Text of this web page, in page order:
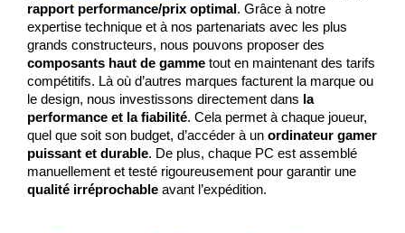
rapport performance/prix optimal . Grâce à notre
expertise technique et à nos partenariats avec les plus
composants haut de gamme tout en maintenant des tarifs
compétitifs. Là où d’autres marques facturent la marque ou
le design, nous investissons directement dans la
performance et la fiabilité. Cela permet à chaque joueur,
quel que soit son budget, d’accéder à un ordinateur gamer
puissant et durable. De plus, chaque PC est assemblé
qualité irréprochable avant l’expédition.